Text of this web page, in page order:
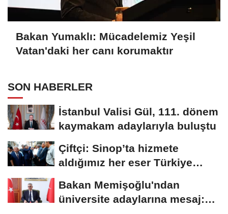
Bakan Yumaklı: Mücadelemiz Yeşil
Vatan'daki her canı korumaktır
SON HABERLER
İstanbul Valisi Gül, 111. dönem
kaymakam adaylarıyla buluştu
Çiftçi: Sinop’ta hizmete
aldığımız her eser Türkiye
Bakan Memişoğlu'ndan
üniversite adaylarına mesaj: